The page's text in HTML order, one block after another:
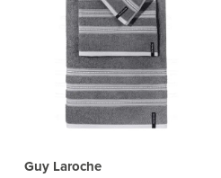
Guy Laroche